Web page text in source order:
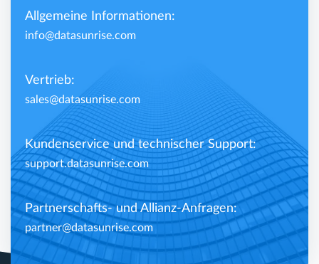
Allgemeine Informationen:
info@datasunrise.com
Vertrieb:
sales@datasunrise.com
Kundenservice und technischer Support:
support.datasunrise.com
Partnerschafts- und Allianz-Anfragen:
partner@datasunrise.com